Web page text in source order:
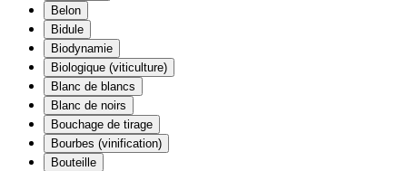
Belon
Bidule
Biodynamie
Biologique (viticulture)
Blanc de blancs
Blanc de noirs
Bouchage de tirage
Bourbes (vinification)
Bouteille